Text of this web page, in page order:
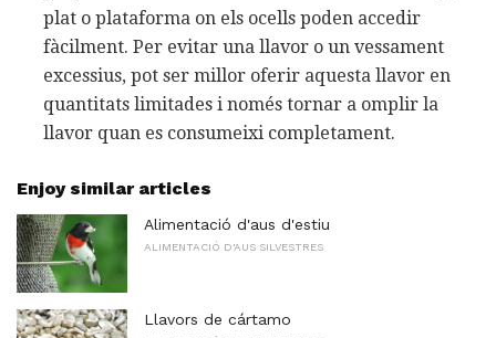
plat o plataforma on els ocells poden accedir
fàcilment. Per evitar una llavor o un vessament
excessius, pot ser millor oferir aquesta llavor en
quantitats limitades i només tornar a omplir la
llavor quan es consumeixi completament.
Enjoy similar articles
Alimentació d'aus d'estiu
ALIMENTACIÓ D'AUS SILVESTRES
Llavors de cártamo